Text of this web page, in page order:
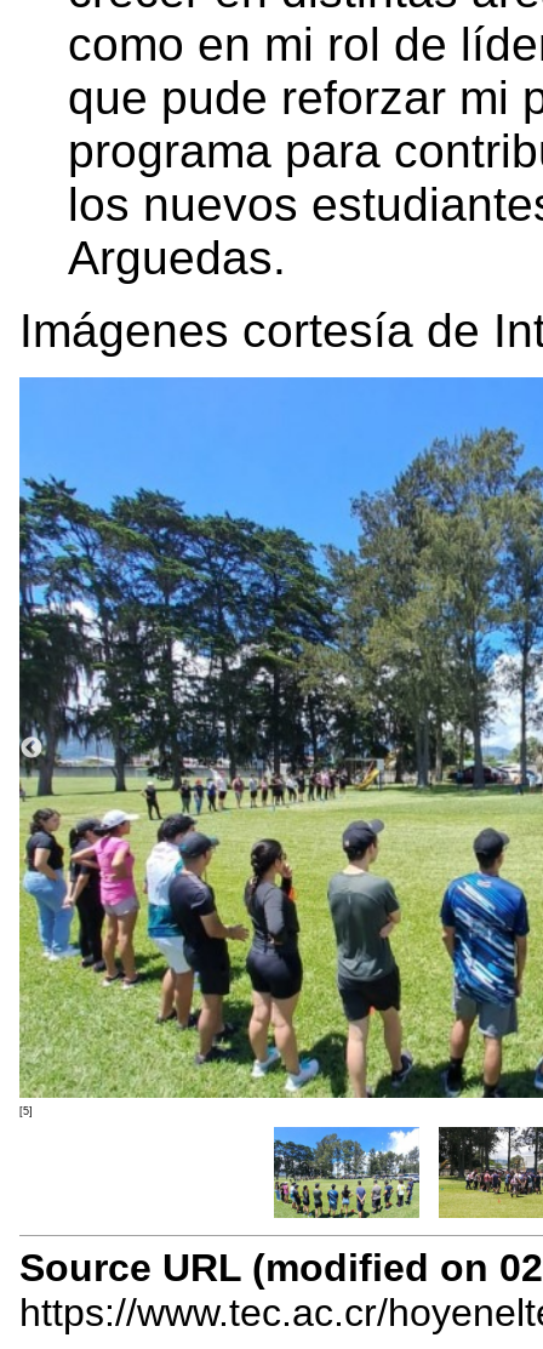
como en mi rol de
que pude reforzar mi
programa para
los nuevos
Arguedas.
Imágenes cortesía de
[5]
Source URL (modified on
https://www.tec.ac.cr/